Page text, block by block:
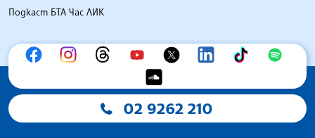
Подкаст БТА Час ЛИК
02 9262 210